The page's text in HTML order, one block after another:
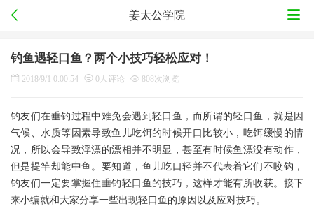
姜太公学院
钓鱼遇轻口鱼？两个小技巧轻松应对！
2018/9/1 0:00:54 0人评论 808次浏览
钓友们在垂钓过程中难免会遇到轻口鱼，而所谓的轻口鱼，就是因
气候、水质等因素导致鱼儿吃饵的时候开口比较小，吃饵缓慢的情
况，所以会导致浮漂的漂相并不明显，甚至有时候鱼漂没有动作，
但是提竿却能中鱼。要知道，鱼儿吃口轻并不代表着它们不咬钩，
钓友们一定要掌握住垂钓轻口鱼的技巧，这样才能有所收获。接下
来小编就和大家分享一些出现轻口鱼的原因以及应对技巧。